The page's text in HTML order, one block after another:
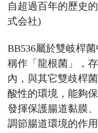
自超過百年的歷史的
式会社)
BB536屬於雙岐桿
稱作「龍根菌」，
內，與其它雙歧桿
酸性的環境，能夠
發揮保護腸道黏膜
調節腸道環境的作用